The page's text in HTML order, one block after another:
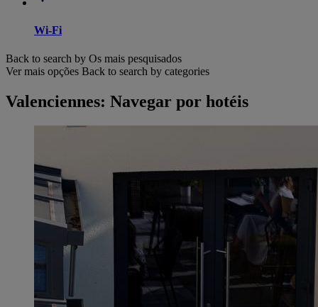
Wi-Fi
Back to search by Os mais pesquisados
Ver mais opções Back to search by categories
Valenciennes: Navegar por hotéis